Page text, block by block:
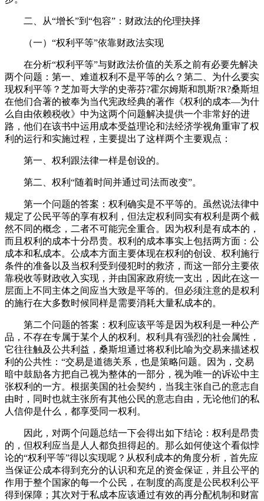
二、从“增长”到“包容”：财政法的伦理抉择
（一）“权利平等”依靠财政法实现
在分析“权利平等”与财政法价值的关系之前有必要先解决
两个问题：第一、难道权利不是平等的么？第二、为什么要实
现权利平等？芝加哥大学的史蒂芬?霍尔姆斯和凯斯?R?桑斯坦
在他们合著的被奉为当代宪政经典的著作《权利的成本—为什
么自由依赖税收》中为这两个问题解决提供一个非常好的进
路，他们在该书中运用成本受益理论和法经济学视角重审了权
利的运行和实施过程，主要提出了这样两个主要观点：
第一、权利跟法律一样是创设的。
第二、权利“随着时间并通过司法而改变”。
第一个问题的答案：权利确实是不平等的。虽然说法律中
规定了公民平等的享有权利，但法定权利同实有权利是两个截
然不同的概念，二者不可能完全重合。因为权利是有成本的，
而且权利的成本十分昂贵。权利的成本事实上包括两方面：公
成本和私成本。公成本方面主要体现在权利的创设、权利施行
条件的准备以及当权利受到侵犯时的救济，而这一部分主要依
靠税收等财政收入实现，并由国家政府统一支出，因此在这一
层面上不同主体之间应当大致是平等的。但必须注意的是权利
的施行在大多数时候同样是需要消耗大量私成本的。
第二个问题的答案：权利应该平等是因为权利是一种公产
品，不存在专属于某个人的权利。权利具有强烈的社会属性，
它往往触及公共利益，桑斯坦通过将权利比喻为交易来描述权
利的公共性：“交易是道德关系，也是策略问题。因为，交易
暗中鼓励各方把自己视为整体的一部分，视为唯一的诉讼中主
张权利的一方。根据美国的社会契约，当我主张自己的意志自
由时，同时也就主张所有其他公民的意志自由，无论他们的私
人信仰是什么，都享受同一权利。
因此，对两个问题总结一下会得出如下结论：权利是昂贵
的，但权利应当是人人都负担得起的。那么如何使这个看似悖
论的“权利平等”得以实现呢？从权利成本的角度分析，首先应
当保证公成本得到充分的认识和充足的资金保证，并且公平的
作用于整个国家的每一个公民，在制度的高度是公民权利公平
得到保障；其次对于私成本应该通过有效的再分配机制和财富